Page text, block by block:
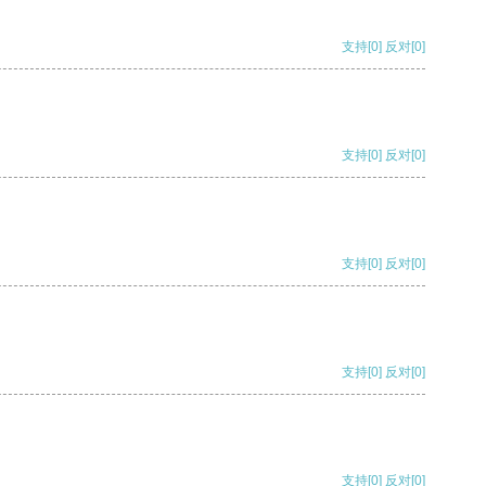
支持[0] 反对[0]
支持[0] 反对[0]
支持[0] 反对[0]
支持[0] 反对[0]
支持[0] 反对[0]